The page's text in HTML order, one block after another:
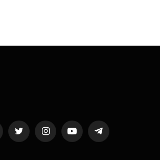
Twitter InstagramYouTubeTelegram